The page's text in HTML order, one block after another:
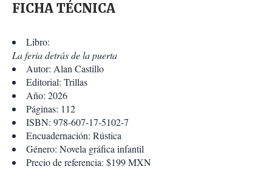
FICHA TÉCNICA
Libro:
La feria detrás de la puerta
Autor: Alan Castillo
Editorial: Trillas
Año: 2026
Páginas: 112
ISBN: 978-607-17-5102-7
Encuadernación: Rústica
Género: Novela gráfica infantil
Precio de referencia: $199 MXN